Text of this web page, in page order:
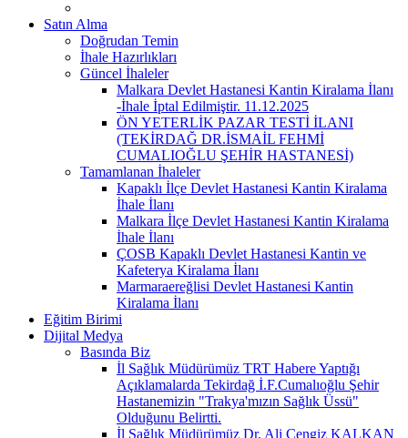
Satın Alma
Doğrudan Temin
İhale Hazırlıkları
Güncel İhaleler
Malkara Devlet Hastanesi Kantin Kiralama İlanı
-İhale İptal Edilmiştir. 11.12.2025
ÖN YETERLİK PAZAR TESTİ İLANI
(TEKİRDAĞ DR.İSMAİL FEHMİ
CUMALIOĞLU ŞEHİR HASTANESİ)
Tamamlanan İhaleler
Kapaklı İlçe Devlet Hastanesi Kantin Kiralama
İhale İlanı
Malkara İlçe Devlet Hastanesi Kantin Kiralama
İhale İlanı
ÇOSB Kapaklı Devlet Hastanesi Kantin ve
Kafeterya Kiralama İlanı
Marmaraereğlisi Devlet Hastanesi Kantin
Kiralama İlanı
Eğitim Birimi
Dijital Medya
Basında Biz
İl Sağlık Müdürümüz TRT Habere Yaptığı
Açıklamalarda Tekirdağ İ.F.Cumalıoğlu Şehir
Hastanemizin "Trakya'mızın Sağlık Üssü"
Olduğunu Belirtti.
İl Sağlık Müdürümüz Dr. Ali Cengiz KALKAN